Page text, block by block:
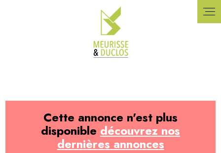
Cette annonce n'est plus
disponible découvrez nos
dernières annonces